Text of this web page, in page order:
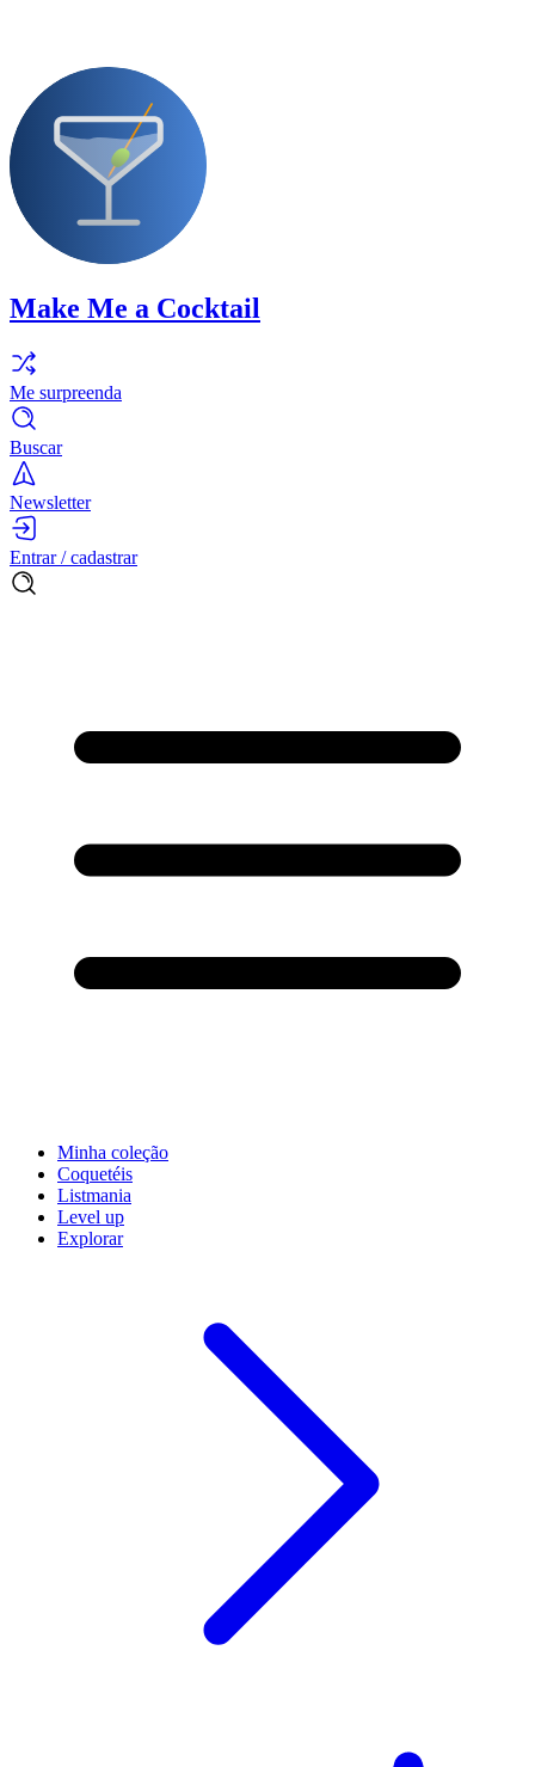
Make Me a Cocktail
Me surpreenda
Buscar
Newsletter
Entrar / cadastrar
Minha coleção
Coquetéis
Listmania
Level up
Explorar